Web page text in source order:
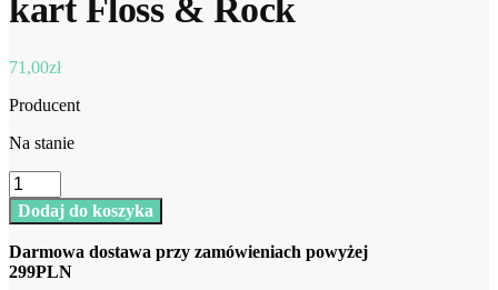
kart Floss & Rock
71,00zł
Producent
Na stanie
ilość
Bajkowy
Świat
Wodna
z
Dodaj do koszyka
Darmowa dostawa przy zamówieniach powyżej
299PLN